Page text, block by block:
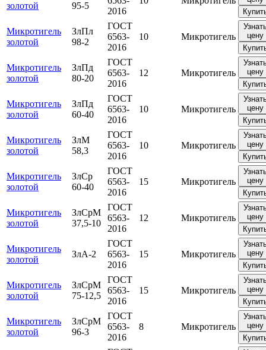
золотой
95-5
2016
Микротигель
золотой
ЗлПл
98-2
ГОСТ
6563-
2016
10 Микротигель
цену
Микротигель
золотой
ЗлПд
80-20
ГОСТ
6563-
2016
12 Микротигель
цену
Микротигель
золотой
ЗлПд
60-40
ГОСТ
6563-
2016
10 Микротигель
цену
Микротигель
золотой
ЗлМ
58,3
ГОСТ
6563-
2016
10 Микротигель
цену
Микротигель
золотой
ЗлСр
60-40
ГОСТ
6563-
2016
15 Микротигель
цену
Микротигель
золотой
ЗлСрМ
37,5-10
ГОСТ
6563-
2016
12 Микротигель
цену
Микротигель
золотой
ЗлА-2
ГОСТ
6563-
2016
15 Микротигель
цену
Микротигель
золотой
ЗлСрМ
75-12,5
ГОСТ
6563-
2016
15 Микротигель
цену
Микротигель
золотой
ЗлСрМ
96-3
ГОСТ
6563-
2016
8 Микротигель
цену